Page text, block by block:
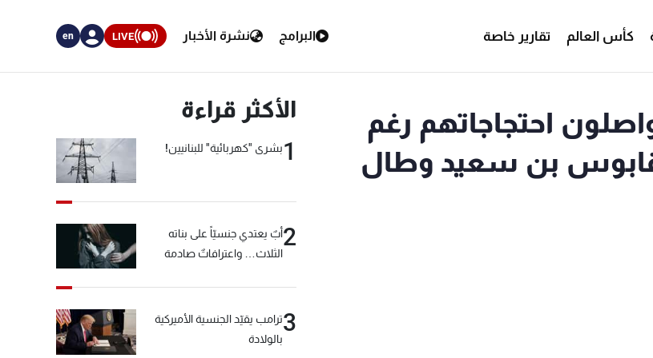
كأس العالم تقارير خاصة البرامج نشرة الأخبار LIVE
en
احتجاجاتهم رغم
قابوس بن سعيد وطال
الأكثر قراءة
1بشرى "كهربائية" للبنانيين!
2أبٌ يعتدي جنسيّاً على بناته
الثلاث… واعترافاتٌ صادمة
3ترامب يقيّد الجنسية الأميركية
بالولادة